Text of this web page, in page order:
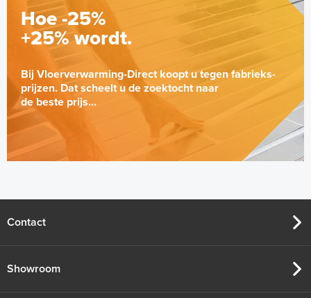
Hoe -25%
+25% wordt.
Bij Vloerverwarming-Direct koopt u tegen fabrieks-
prijzen. Dat scheelt u de zoektocht naar
de beste prijs...
Contact
Showroom